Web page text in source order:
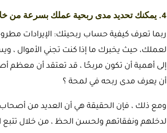
4. يمكنك تحديد مدى ربحية عملك بسرعة من خلال معرفة النفقات
ربما تعرف كيفية حساب ربحيتك: الإيرادات
لعملك، حيث يخبرك ما إذا كنت تجني الأموال
إلى أهمية أن تكون مربحًا ، قد تعتقد أن
أن يعرف مدى ربحه في لمحة ؟
ومع ذلك ، فإن الحقيقة هي أن العديد من
لدخلهم ونفقاتهم ولحسن الحظ ، من خلال تتبع